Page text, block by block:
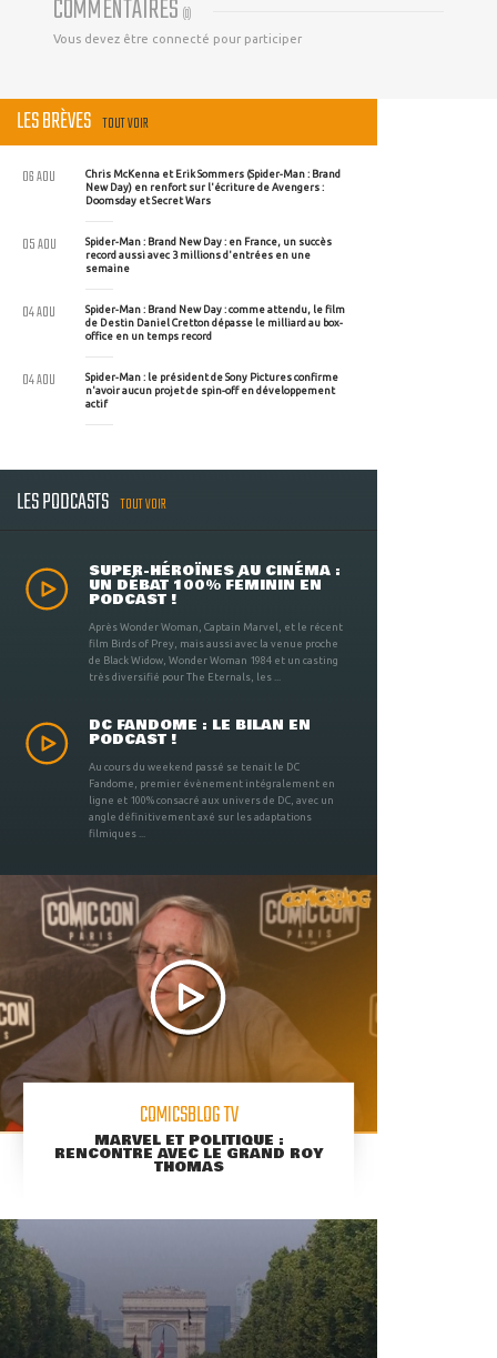
COMMENTAIRES (0)
Vous devez être connecté pour participer
LES BRÈVES TOUT VOIR
Chris McKenna et Erik Sommers (Spider-Man : Brand
New Day) en renfort sur l'écriture de Avengers :
Doomsday et Secret Wars
06 AOU
Spider-Man : Brand New Day : en France, un succès
record aussi avec 3 millions d'entrées en une
semaine
05 AOU
Spider-Man : Brand New Day : comme attendu, le film
de Destin Daniel Cretton dépasse le milliard au box-
office en un temps record
04 AOU
Spider-Man : le président de Sony Pictures confirme
n'avoir aucun projet de spin-off en développement
actif
04 AOU
LES PODCASTS TOUT VOIR
SUPER-HÉROÏNES AU CINÉMA :
UN DÉBAT 100% FÉMININ EN
PODCAST !
Après Wonder Woman, Captain Marvel, et le récent
film Birds of Prey, mais aussi avec la venue proche
de Black Widow, Wonder Woman 1984 et un casting
très diversifié pour The Eternals, les ...
DC FANDOME : LE BILAN EN
PODCAST !
Au cours du weekend passé se tenait le DC
Fandome, premier évènement intégralement en
ligne et 100% consacré aux univers de DC, avec un
angle définitivement axé sur les adaptations
filmiques ...
COMICSBLOG TV
MARVEL ET POLITIQUE :
RENCONTRE AVEC LE GRAND ROY
THOMAS